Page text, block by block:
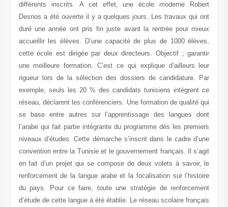
différents inscrits. A cet effet, une école moderne Robert
Desnos a été ouverte il y a quelques jours. Les travaux qui ont
duré une année ont pris fin juste avant la rentrée pour mieux
accueillir les élèves. D’une capacité de plus de 1000 élèves,
cette école est dirigée par deux directeurs. Objectif ; garantir
une meilleure formation. C’est ce qui explique d’ailleurs leur
rigueur lors de la sélection des dossiers de candidature. Par
exemple, seuls les 20 % des candidats tunisiens intègrent ce
réseau, déclarent les conférenciers. Une formation de qualité qui
se base entre autres sur l’apprentissage des langues dont
l’arabe qui fait partie intégrante du programme dès les premiers
niveaux d’études. Cette démarche s’inscrit dans le cadre d’une
convention entre la Tunisie et le gouvernement français. Il s’agit
en fait d’un projet qui se compose de deux volets à savoir, le
renforcement de la langue arabe et la focalisation sur l’histoire
du pays. Pour ce faire, toute une stratégie de renforcement
d’étude de cette langue à été établie. Le réseau scolaire français